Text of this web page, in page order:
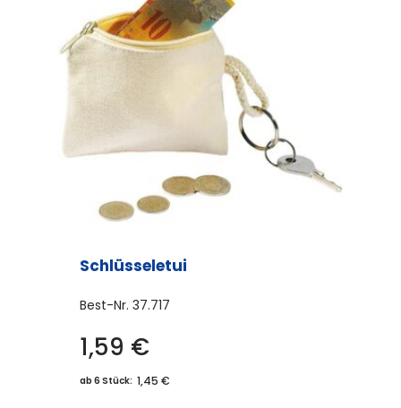
Schlüsseletui
Best-Nr. 37.717
1,59 €
ab 6 Stück: 1,45 €